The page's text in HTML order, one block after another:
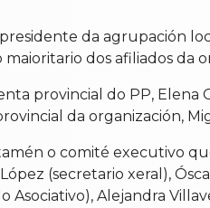
da agrupación
dos afiliados da
provincial do PP, Elena
da organización,
o comité executivo
(secretario xeral),
Asociativo), Alejandra